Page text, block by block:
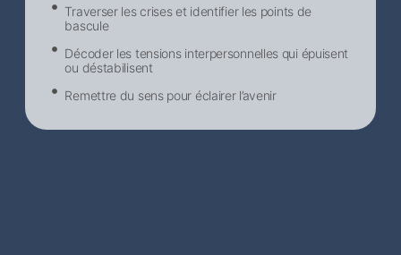
Traverser les crises et identifier les points de
bascule
Décoder les tensions interpersonnelles qui épuisent
ou déstabilisent
Remettre du sens pour éclairer l’avenir